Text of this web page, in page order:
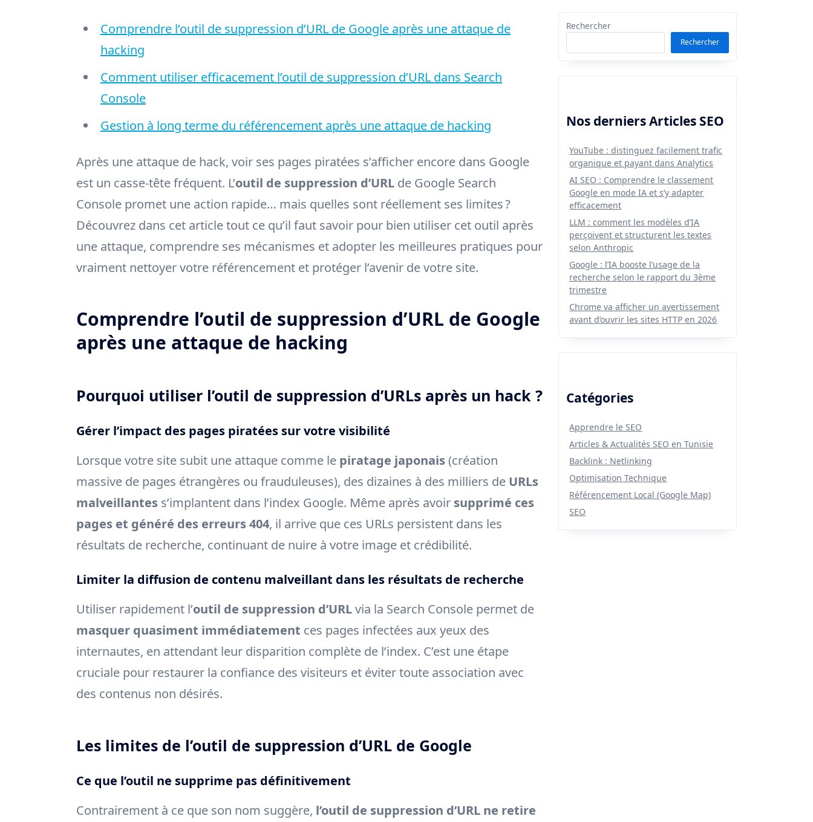
Comprendre l’outil de suppression d’URL de Google après une attaque de
hacking
Comment utiliser efficacement l’outil de suppression d’URL dans Search
Console
Gestion à long terme du référencement après une attaque de hacking
Après une attaque de hack, voir ses pages piratées s’afficher encore dans Google
est un casse-tête fréquent. L’outil de suppression d’URL de Google Search
Console promet une action rapide… mais quelles sont réellement ses limites ?
Découvrez dans cet article tout ce qu’il faut savoir pour bien utiliser cet outil après
une attaque, comprendre ses mécanismes et adopter les meilleures pratiques pour
vraiment nettoyer votre référencement et protéger l’avenir de votre site.
Comprendre l’outil de suppression d’URL de Google
après une attaque de hacking
Pourquoi utiliser l’outil de suppression d’URLs après un hack ?
Gérer l’impact des pages piratées sur votre visibilité
Lorsque votre site subit une attaque comme le piratage japonais (création
massive de pages étrangères ou frauduleuses), des dizaines à des milliers de URLs
malveillantes s’implantent dans l’index Google. Même après avoir supprimé ces
pages et généré des erreurs 404, il arrive que ces URLs persistent dans les
résultats de recherche, continuant de nuire à votre image et crédibilité.
Limiter la diffusion de contenu malveillant dans les résultats de recherche
Utiliser rapidement l’outil de suppression d’URLvia la Search Console permet de
masquer quasiment immédiatement ces pages infectées aux yeux des
internautes, en attendant leur disparition complète de l’index. C’est une étape
cruciale pour restaurer la confiance des visiteurs et éviter toute association avec
des contenus non désirés.
Les limites de l’outil de suppression d’URL de Google
Ce que l’outil ne supprime pas définitivement
Contrairement à ce que son nom suggère, l’outil de suppression d’URL ne retire
Rechercher
Rechercher
Nos derniers Articles SEO
YouTube : distinguez facilement trafic
organique et payant dans Analytics
AI SEO : Comprendre le classement
Google en mode IA et s’y adapter
efficacement
LLM : comment les modèles d’IA
perçoivent et structurent les textes
selon Anthropic
Google : l’IA booste l’usage de la
recherche selon le rapport du 3ème
trimestre
Chrome va afficher un avertissement
avant d’ouvrir les sites HTTP en 2026
Catégories
Apprendre le SEO
Articles & Actualités SEO en Tunisie
Backlink : Netlinking
Optimisation Technique
Référencement Local (Google Map)
SEO